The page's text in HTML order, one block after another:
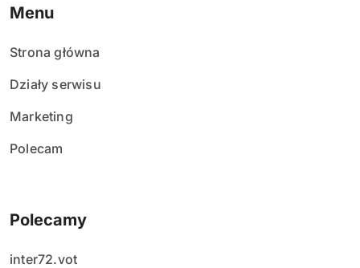
Menu
Strona główna
Działy serwisu
Marketing
Polecam
Polecamy
inter72.vot